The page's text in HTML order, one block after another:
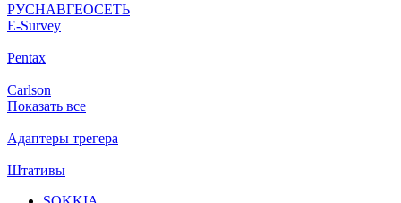
РУСНАВГЕОСЕТЬ
Е-Survey
Pentax
Carlson
Показать все
Адаптеры трегера
Штативы